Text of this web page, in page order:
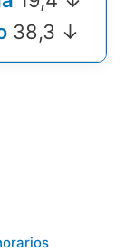
38,3 ↓